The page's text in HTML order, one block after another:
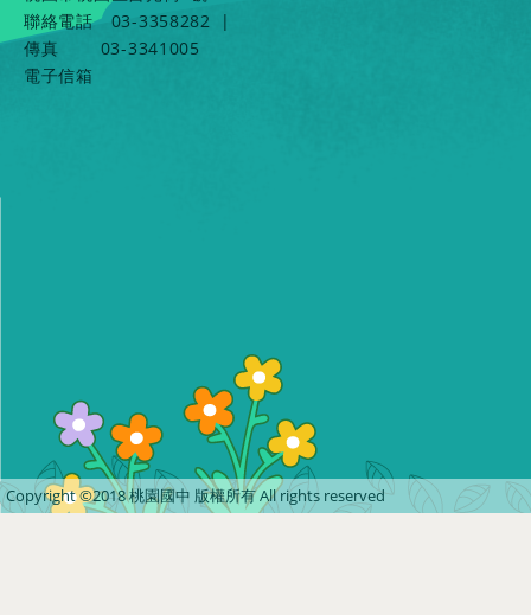
聯絡電話
03-3358282
|
傳真
03-3341005
電子信箱
Copyright ©2018 桃園國中 版權所有 All rights reserved